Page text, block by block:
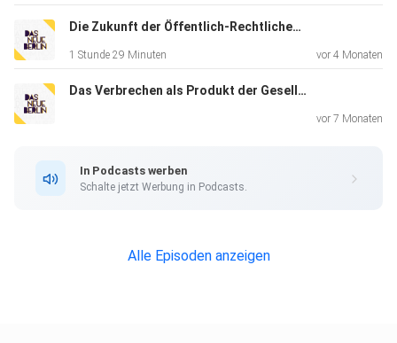
Die Zukunft der Öffentlich-Rechtlichen – mit Leonhard Dobusch
1 Stunde 29 Minuten vor 4 Monaten
Das Verbrechen als Produkt der Gesellschaft – mit Daniela Klimke
vor 7 Monaten
In Podcasts werben
Schalte jetzt Werbung in Podcasts.
Alle Episoden anzeigen